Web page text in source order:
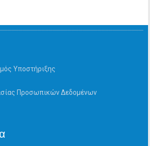
Υποστήριξης
Προσωπικών Δεδομένων